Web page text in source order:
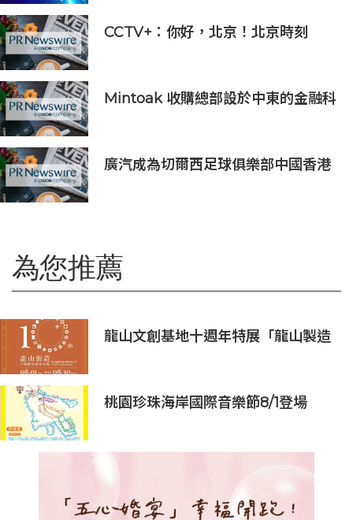
CCTV+：你好，北京！北京時刻
Mintoak 收購總部設於中東的金融科
廣汽成為切爾西足球俱樂部中國香港
為您推薦
龍山文創基地十週年特展「龍山製造
桃園珍珠海岸國際音樂節8/1登場